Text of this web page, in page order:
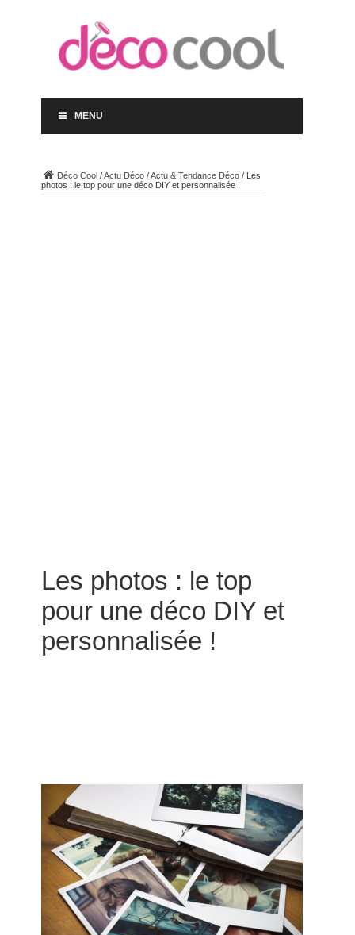
MENU
Déco Cool/Actu Déco/Actu & Tendance Déco/ Les
photos : le top pour une déco DIY et personnalisée !
Les photos : le top
pour une déco DIY et
personnalisée !